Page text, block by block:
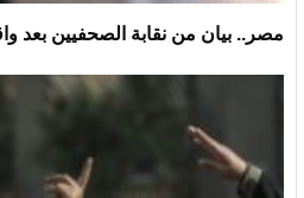
مصر.. بيان من نقابة الصحفيين بعد